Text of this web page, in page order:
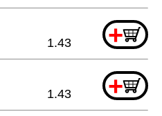
+
1.43
+
1.43